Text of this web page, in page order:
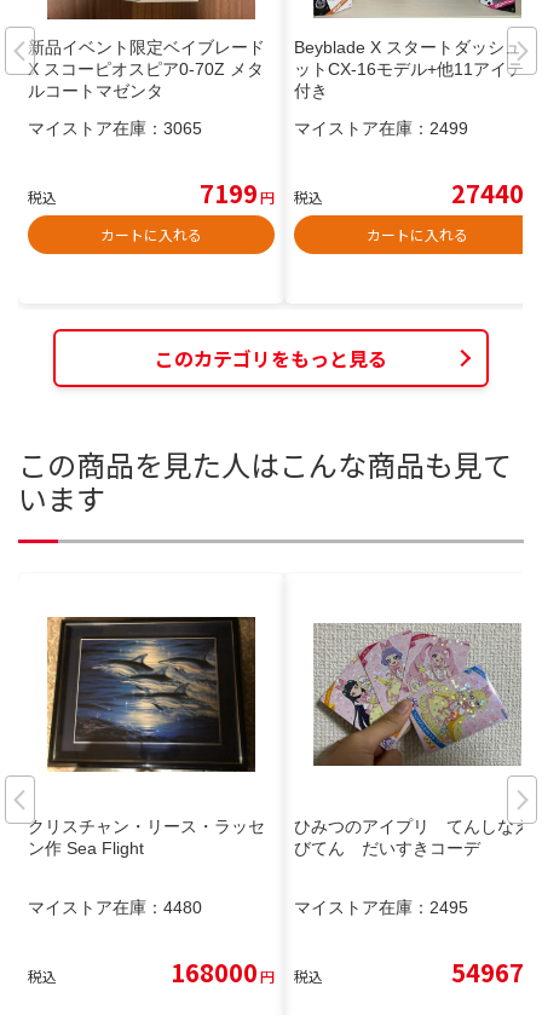
新品イベント限定ベイブレード
X スコーピオスピア0-70Z メタ
ルコートマゼンタ
マイストア在庫： 3065
税込 7199円
カートに入れる
Beyblade X スタートダッシュセ
ットCX-16モデル+他11アイテム
付き
マイストア在庫： 2499
税込 27440
カートに入れる
このカテゴリをもっと見る
この商品を見た人はこんな商品も見て
います
クリスチャン・リース・ラッセ
ン作 Sea Flight
マイストア在庫： 4480
税込 168000円
ひみつのアイプリ てんしなえ
びてん だいすきコーデ
マイストア在庫： 2495
税込 54967